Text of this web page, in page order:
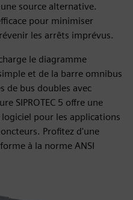
source alternative.
pour minimiser
les arrêts imprévus.
le diagramme
et de la barre omnibus
de bus doubles avec
SIPROTEC 5 offre une
pour les applications
Profitez d'une
à la norme ANSI